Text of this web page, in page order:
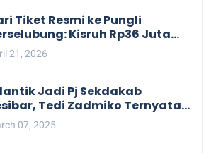
Tiket Resmi ke Pungli
Kisruh Rp36 Juta
Tiket Pantai
Jukung
21, 2026
Jadi Pj Sekdakab
Tedi Zadmiko Ternyata
Rekam Jejak Gemilang
07, 2025